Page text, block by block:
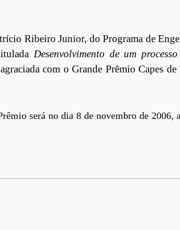
Ribeiro Junior, do Programa de
Desenvolvimento de um
com o Grande Prêmio Capes
será no dia 8 de novembro de